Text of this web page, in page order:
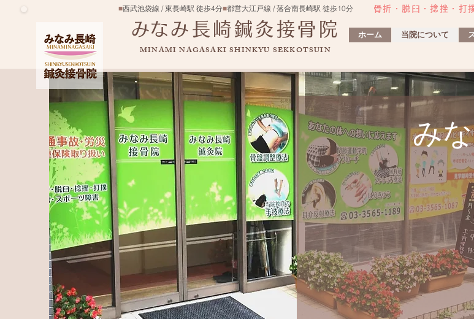
■西武池袋線 / 東長崎駅 徒歩4分■都営大江戸線 / 落合南長崎駅 徒歩10分 骨折・脱臼・捻挫・打
​みなみ長崎鍼灸接骨院 ホーム 当院について
MINAMI NAGASAKI SHINKYU SEKKOTSUIN
み